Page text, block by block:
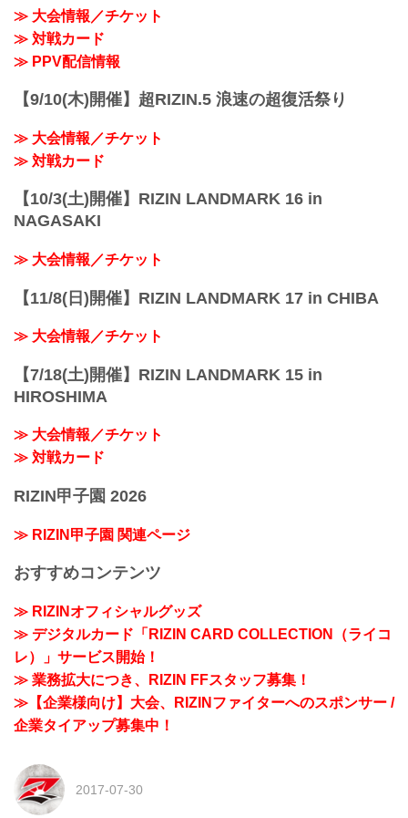
≫ 大会情報／チケット
≫ 対戦カード
≫ PPV配信情報
【9/10(木)開催】超RIZIN.5 浪速の超復活祭り
≫ 大会情報／チケット
≫ 対戦カード
【10/3(土)開催】RIZIN LANDMARK 16 in
NAGASAKI
≫ 大会情報／チケット
【11/8(日)開催】RIZIN LANDMARK 17 in CHIBA
≫ 大会情報／チケット
【7/18(土)開催】RIZIN LANDMARK 15 in
HIROSHIMA
≫ 大会情報／チケット
≫ 対戦カード
RIZIN甲子園 2026
≫ RIZIN甲子園 関連ページ
おすすめコンテンツ
≫ RIZINオフィシャルグッズ
≫ デジタルカード「RIZIN CARD COLLECTION（ライコ
レ）」サービス開始！
≫ 業務拡大につき、RIZIN FFスタッフ募集！
≫【企業様向け】大会、RIZINファイターへのスポンサー /
企業タイアップ募集中！
2017-07-30